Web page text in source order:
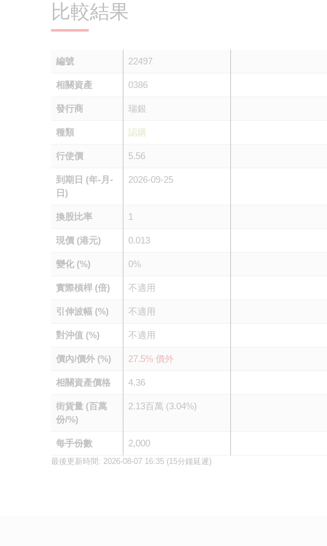
比較結果
編號 22497
相關資產 0386
發行商 瑞銀
種類 認購
行使價 5.56
到期日 (年-月-
日)
2026-09-25
換股比率 1
現價 (港元) 0.013
變化 (%) 0%
實際槓桿 (倍) 不適用
引伸波幅 (%) 不適用
對沖值 (%) 不適用
價內/價外 (%) 27.5% 價外
相關資產價格 4.36
街貨量 (百萬
份/%)
2.13百萬 (3.04%)
每手份數 2,000
最後更新時間: 2026-08-07 16:35 (15分鐘延遲)